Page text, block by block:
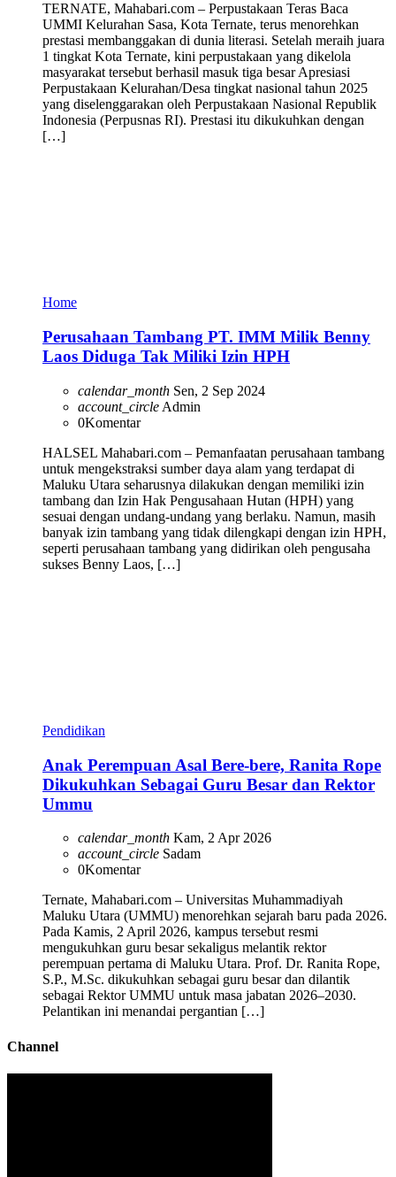
TERNATE, Mahabari.com – Perpustakaan Teras Baca
UMMI Kelurahan Sasa, Kota Ternate, terus menorehkan
prestasi membanggakan di dunia literasi. Setelah meraih juara
1 tingkat Kota Ternate, kini perpustakaan yang dikelola
masyarakat tersebut berhasil masuk tiga besar Apresiasi
Perpustakaan Kelurahan/Desa tingkat nasional tahun 2025
yang diselenggarakan oleh Perpustakaan Nasional Republik
Indonesia (Perpusnas RI). Prestasi itu dikukuhkan dengan
[…]
Home
Perusahaan Tambang PT. IMM Milik Benny
Laos Diduga Tak Miliki Izin HPH
calendar_month Sen, 2 Sep 2024
account_circle Admin
0Komentar
HALSEL Mahabari.com – Pemanfaatan perusahaan tambang
untuk mengekstraksi sumber daya alam yang terdapat di
Maluku Utara seharusnya dilakukan dengan memiliki izin
tambang dan Izin Hak Pengusahaan Hutan (HPH) yang
sesuai dengan undang-undang yang berlaku. Namun, masih
banyak izin tambang yang tidak dilengkapi dengan izin HPH,
seperti perusahaan tambang yang didirikan oleh pengusaha
sukses Benny Laos, […]
Pendidikan
Anak Perempuan Asal Bere-bere, Ranita Rope
Dikukuhkan Sebagai Guru Besar dan Rektor
Ummu
calendar_month Kam, 2 Apr 2026
account_circle Sadam
0Komentar
Ternate, Mahabari.com – Universitas Muhammadiyah
Maluku Utara (UMMU) menorehkan sejarah baru pada 2026.
Pada Kamis, 2 April 2026, kampus tersebut resmi
mengukuhkan guru besar sekaligus melantik rektor
perempuan pertama di Maluku Utara. Prof. Dr. Ranita Rope,
S.P., M.Sc. dikukuhkan sebagai guru besar dan dilantik
sebagai Rektor UMMU untuk masa jabatan 2026–2030.
Pelantikan ini menandai pergantian […]
Channel